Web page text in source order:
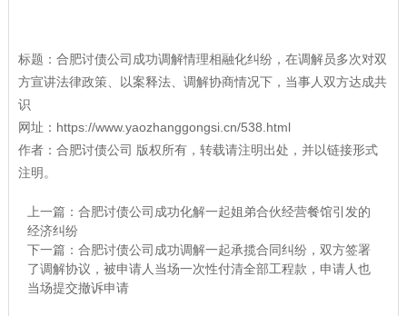
标题： 合肥讨债公司成功调解情理相融化纠纷，在调解员多次对双
方宣讲法律政策、以案释法、调解协商情况下，当事人双方达成共
识
网址： https://www.yaozhanggongsi.cn/538.html
作者： 合肥讨债公司 版权所有，转载请注明出处，并以链接形式
注明。
上一篇： 合肥讨债公司成功化解一起姐弟合伙经营餐馆引发的
经济纠纷
下一篇： 合肥讨债公司成功调解一起承揽合同纠纷，双方签署
了调解协议，被申请人当场一次性付清全部工程款，申请人也
当场提交撤诉申请